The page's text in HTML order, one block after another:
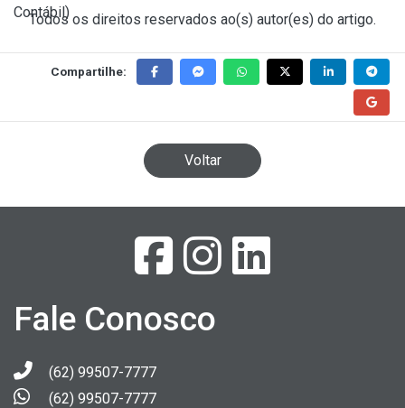
Contábil)
Todos os direitos reservados ao(s) autor(es) do artigo.
Compartilhe:
Voltar
Fale Conosco
(62) 99507-7777
(62) 99507-7777